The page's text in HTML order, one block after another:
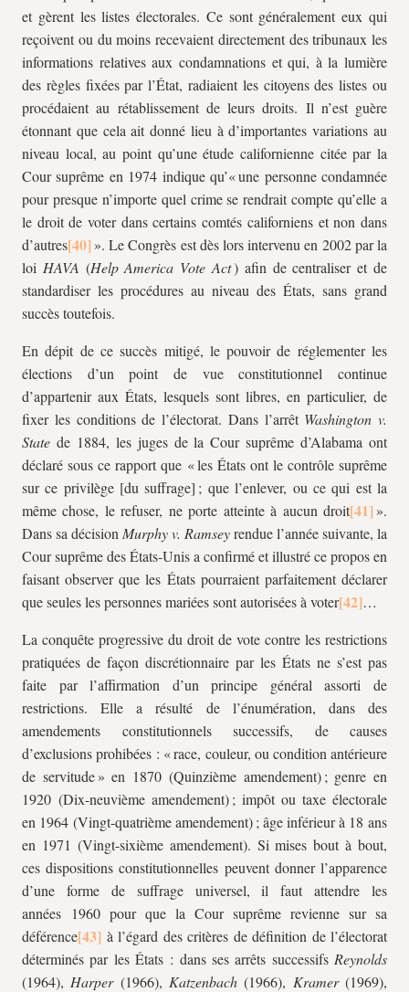
et gèrent les listes électorales. Ce sont généralement eux qui
reçoivent ou du moins recevaient directement des tribunaux les
informations relatives aux condamnations et qui, à la lumière
des règles fixées par l’État, radiaient les citoyens des listes ou
procédaient au rétablissement de leurs droits. Il n’est guère
étonnant que cela ait donné lieu à d’importantes variations au
niveau local, au point qu’une étude californienne citée par la
Cour suprême en 1974 indique qu’« une personne condamnée
pour presque n’importe quel crime se rendrait compte qu’elle a
le droit de voter dans certains comtés californiens et non dans
d’autres
». Le Congrès est dès lors intervenu en 2002 par la
loi HAVA (Help America Vote Act) afin de centraliser et de
standardiser les procédures au niveau des États, sans grand
succès toutefois.
En dépit de ce succès mitigé, le pouvoir de réglementer les
élections d’un point de vue constitutionnel continue
d’appartenir aux États, lesquels sont libres, en particulier, de
fixer les conditions de l’électorat. Dans l’arrêt Washington v.
State de 1884, les juges de la Cour suprême d’Alabama ont
déclaré sous ce rapport que « les États ont le contrôle suprême
sur ce privilège [du suffrage] ; que l’enlever, ou ce qui est la
même chose, le refuser, ne porte atteinte à aucun droit
».
Dans sa décision Murphy v. Ramseyrendue l’année suivante, la
Cour suprême des États-Unis a confirmé et illustré ce propos en
faisant observer que les États pourraient parfaitement déclarer
que seules les personnes mariées sont autorisées à voter
…
La conquête progressive du droit de vote contre les restrictions
pratiquées de façon discrétionnaire par les États ne s’est pas
faite par l’affirmation d’un principe général assorti de
restrictions. Elle a résulté de l’énumération, dans des
amendements constitutionnels successifs, de causes
d’exclusions prohibées : « race, couleur, ou condition antérieure
de servitude » en 1870 (Quinzième amendement) ; genre en
1920 (Dix-neuvième amendement) ; impôt ou taxe électorale
en 1964 (Vingt-quatrième amendement) ; âge inférieur à 18 ans
en 1971 (Vingt-sixième amendement). Si mises bout à bout,
ces dispositions constitutionnelles peuvent donner l’apparence
d’une forme de suffrage universel, il faut attendre les
années 1960 pour que la Cour suprême revienne sur sa
déférence
à l’égard des critères de définition de l’électorat
déterminés par les États : dans ses arrêts successifs Reynolds
(1964), Harper(1966), Katzenbach (1966), Kramer(1969),